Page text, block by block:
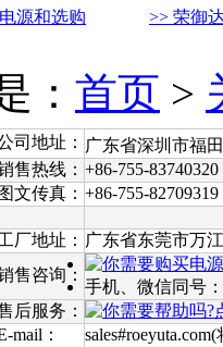
源和选购
>> 荣御
： 首页 >
司地址： 广东省深圳市福
售热线： +86-755-
图文传真： +86-755-82709319
厂地址： 广东省东莞市万
售咨询：
手机、微信同号
后服务：
mail：
sales#roeyuta.com(